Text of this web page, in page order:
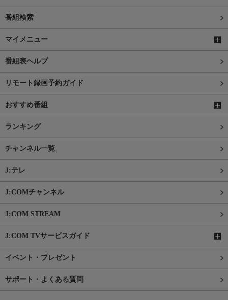
番組検索
マイメニュー
番組表ヘルプ
リモート録画予約ガイド
おすすめ番組
ランキング
チャンネル一覧
J:テレ
J:COMチャンネル
J:COM STREAM
J:COM TVサービスガイド
イベント・プレゼント
サポート・よくある質問